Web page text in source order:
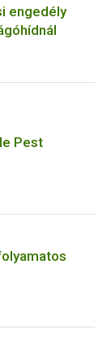
engedély
Pest